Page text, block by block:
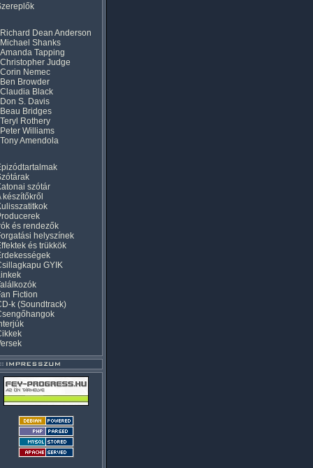
Richard Dean Anderson
Michael Shanks
Amanda Tapping
Christopher Judge
Corin Nemec
Ben Browder
Claudia Black
Don S. Davis
Beau Bridges
Teryl Rothery
Peter Williams
Tony Amendola
szótár
készítőkről
és rendezők
helyszínek
és trükkök
GYIK
Fiction
k (Soundtrack)